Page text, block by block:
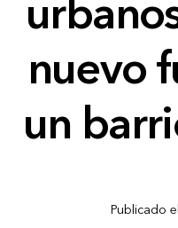
nuevo
un
Publicado